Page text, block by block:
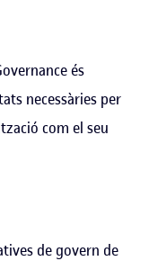
és
necessàries per
com el seu
de govern de